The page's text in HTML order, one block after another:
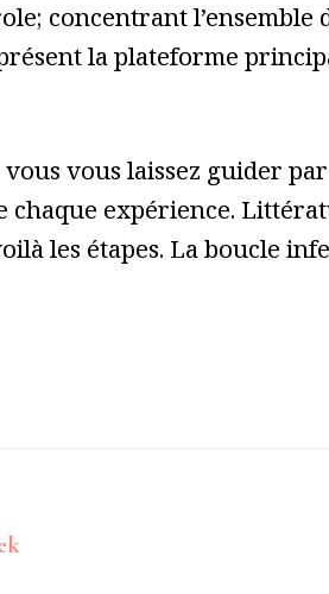
concentrant l’ensemble
la plateforme
vous laissez guider
chaque expérience.
les étapes. La boucle